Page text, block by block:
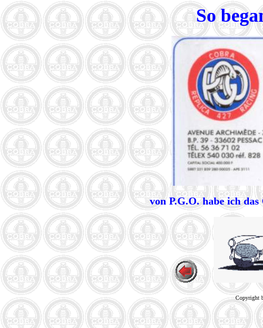
So
von P.G.O. habe ich
Copyright